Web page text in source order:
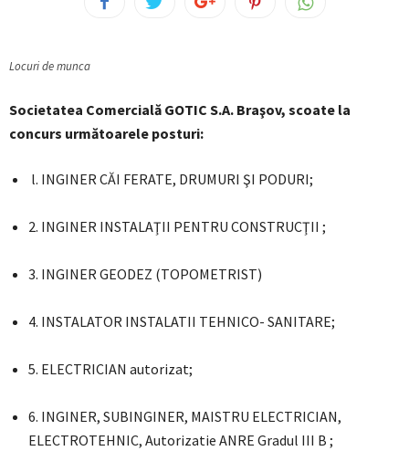
Locuri de munca
Societatea Comercială GOTIC S.A. Braşov, scoate la
concurs următoarele posturi:
l. INGINER CĂI FERATE, DRUMURI ŞI PODURI;
2. INGINER INSTALAŢII PENTRU CONSTRUCŢII ;
3. INGINER GEODEZ (TOPOMETRIST)
4. INSTALATOR INSTALATII TEHNICO- SANITARE;
5. ELECTRICIAN autorizat;
6. INGINER, SUBINGINER, MAISTRU ELECTRICIAN,
ELECTROTEHNIC, Autorizatie ANRE Gradul III B ;